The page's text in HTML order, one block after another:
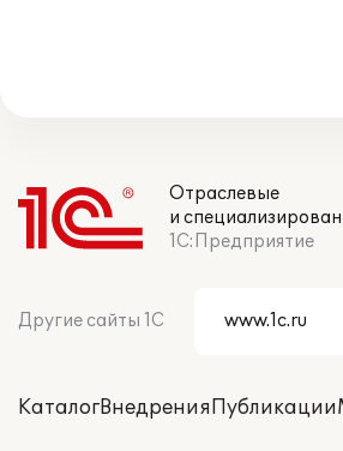
Отраслевые
и
1С:Предприятие
Другие сайты 1С
КаталогВнедренияПубликации